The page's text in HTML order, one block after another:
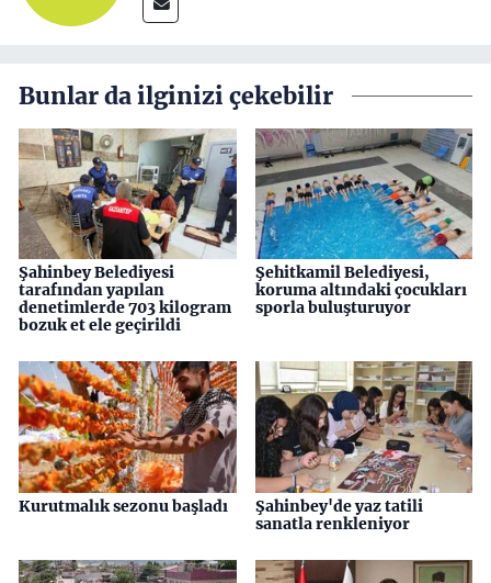
Bunlar da ilginizi çekebilir
Şahinbey Belediyesi
tarafından yapılan
denetimlerde 703 kilogram
bozuk et ele geçirildi
Şehitkamil Belediyesi,
koruma altındaki çocukları
sporla buluşturuyor
Kurutmalık sezonu başladı
Şahinbey'de yaz tatili
sanatla renkleniyor